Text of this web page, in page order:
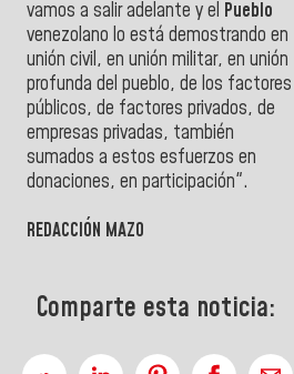
vamos a salir adelante y el Pueblo
venezolano lo está demostrando en
unión civil, en unión militar, en unión
profunda del pueblo, de los factores
públicos, de factores privados, de
empresas privadas, también
sumados a estos esfuerzos en
donaciones, en participación".
REDACCIÓN MAZO
Comparte esta noticia: